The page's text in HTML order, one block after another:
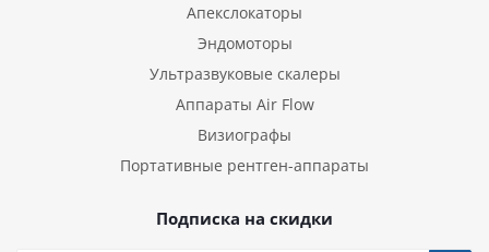
Апекслокаторы
Эндомоторы
Ультразвуковые скалеры
Аппараты Air Flow
Визиографы
Портативные рентген-аппараты
Подписка на скидки